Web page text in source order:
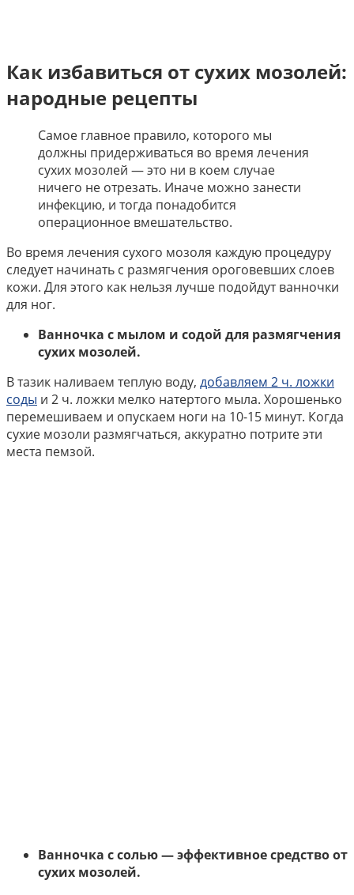
Как избавиться от сухих мозолей:
народные рецепты
Самое главное правило, которого мы
должны придерживаться во время лечения
сухих мозолей — это ни в коем случае
ничего не отрезать. Иначе можно занести
инфекцию, и тогда понадобится
операционное вмешательство.
Во время лечения сухого мозоля каждую процедуру
следует начинать с размягчения ороговевших слоев
кожи. Для этого как нельзя лучше подойдут ванночки
для ног.
Ванночка с мылом и содой для размягчения
сухих мозолей.
В тазик наливаем теплую воду, добавляем 2 ч. ложки
соды и 2 ч. ложки мелко натертого мыла. Хорошенько
перемешиваем и опускаем ноги на 10-15 минут. Когда
сухие мозоли размягчаться, аккуратно потрите эти
места пемзой.
Ванночка с солью — эффективное средство от
сухих мозолей.